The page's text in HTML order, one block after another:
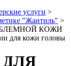
услуги >
"Жантиль" >
КОЖИ
для кожи головы
ДЛЯ